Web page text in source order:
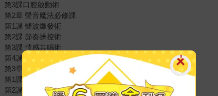
第3課口腔啟動術
第2章 聲音魔法必修課
第1課 聲波爆發術
第2課 節奏操控術
第3課 情感共鳴術
第4課 幻音變聲術
第3章 開啟聲音魔法的關鍵鑰匙
第1課 故事共鳴術
第2課 魅力吸耳術